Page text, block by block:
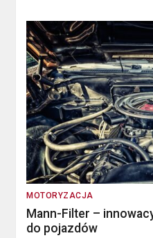
MOTORYZACJA
Mann-Filter –
do pojazdów